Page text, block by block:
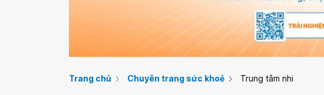
Trang chủ Chuyên trang sức khoẻ Trung tâm nhi